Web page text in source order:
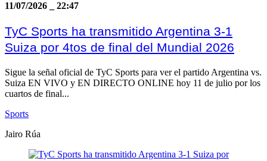
11/07/2026
22:47
TyC Sports ha transmitido Argentina 3-1
Suiza por 4tos de final del Mundial 2026
Sigue la señal oficial de TyC Sports para ver el partido Argentina vs.
Suiza EN VIVO y EN DIRECTO ONLINE hoy 11 de julio por los
cuartos de final...
Sports
Jairo Rúa